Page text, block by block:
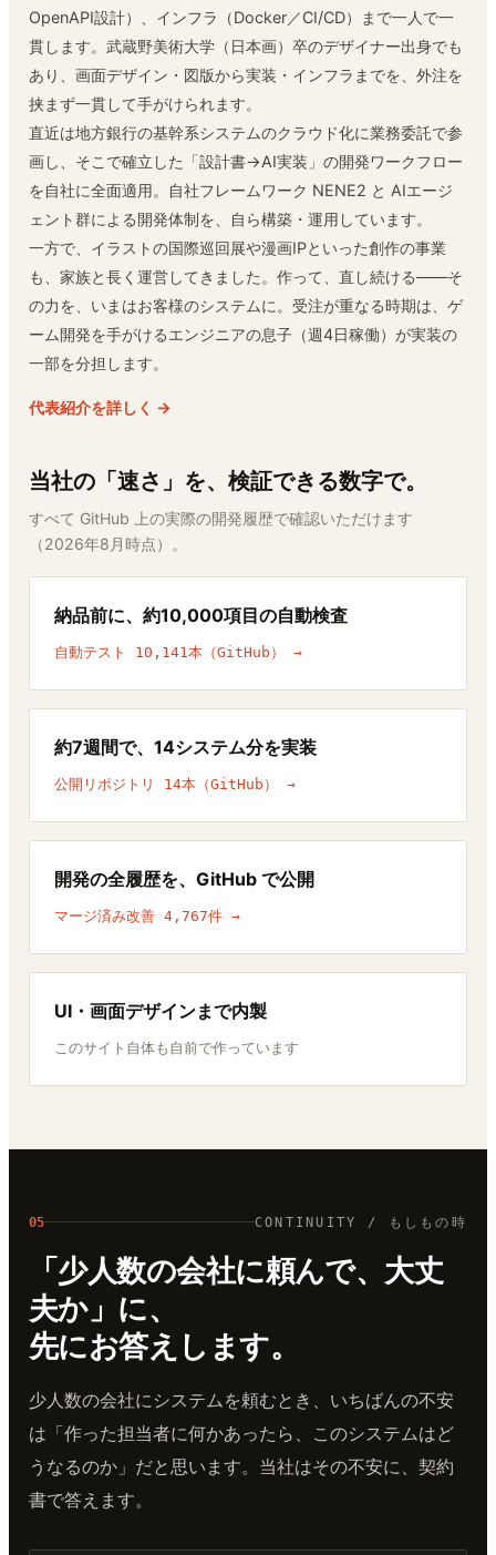
OpenAPI設計）、インフラ（Docker／CI/CD）まで一人で一
貫します。武蔵野美術大学（日本画）卒のデザイナー出身でも
あり、画面デザイン・図版から実装・インフラまでを、外注を
挟まず一貫して手がけられます。
直近は地方銀行の基幹系システムのクラウド化に業務委託で参
画し、そこで確立した「設計書→AI実装」の開発ワークフロー
を自社に全面適用。自社フレームワーク NENE2 と AIエージ
ェント群による開発体制を、自ら構築・運用しています。
一方で、イラストの国際巡回展や漫画IPといった創作の事業
も、家族と長く運営してきました。作って、直し続ける——そ
の力を、いまはお客様のシステムに。受注が重なる時期は、ゲ
ーム開発を手がけるエンジニアの息子（週4日稼働）が実装の
一部を分担します。
代表紹介を詳しく →
当社の「速さ」を、検証できる数字で。
すべて GitHub 上の実際の開発履歴で確認いただけます
（2026年8月時点）。
納品前に、約10,000項目の自動検査
自動テスト 10,141本（GitHub） →
約7週間で、14システム分を実装
公開リポジトリ 14本（GitHub） →
開発の全履歴を、GitHub で公開
マージ済み改善 4,767件 →
UI・画面デザインまで内製
このサイト自体も自前で作っています
05 CONTINUITY / もしもの時
「少人数の会社に頼んで、大丈
夫か」に、
先にお答えします。
少人数の会社にシステムを頼むとき、いちばんの不安
は「作った担当者に何かあったら、このシステムはど
うなるのか」だと思います。当社はその不安に、契約
書で答えます。